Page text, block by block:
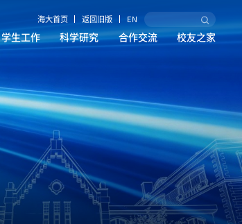
海大首页 返回旧版 EN
学生工作 科学研究 合作交流 校友之家